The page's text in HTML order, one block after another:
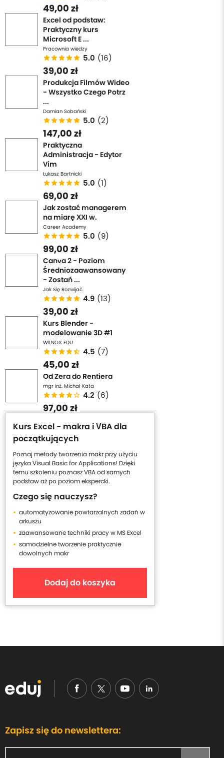
49,00 zł
Excel od podstaw:
Praktyczny kurs
Microsoft E ...
Pracownia wiedzy
5.0 (16)
39,00 zł
Produkcja Filmów Wideo
- Wszystko Czego Potrz
...
Damian Sobański
5.0 (2)
147,00 zł
Praktyczna
Administracja - Edytor
Vim
Łukasz Bartnicki
5.0 (1)
69,00 zł
Jak zostać managerem
na miarę XXI w.
Career Academy
5.0 (9)
99,00 zł
Canva 2 - Poziom
Średniozaawansowany
- Zostań ...
Jak Się Rozwijać
4.9 (13)
39,00 zł
Kurs Blender -
modelowanie 3D #1
WILNOX EDU
4.5 (7)
45,00 zł
Od Zera do Rentiera
mgr inż. Michał Kata
4.2 (6)
97,00 zł
Kurs Excel - makra i VBA dla
początkujących
Poznaj metody tworzenia makr przy użyciu
języka Visual Basic for Applications! Dzięki
temu szkoleniu poznasz VBA od samych
podstaw aż po poziom ekspercki.
Czego się nauczysz?
automatyzowanie powtarzalnych zadań w
arkuszu
zaawansowane techniki pracy w MS Excel
samodzielne tworzenie praktycznie
dowolnych makr
Dodaj do koszyka
Zapisz się do newslettera: